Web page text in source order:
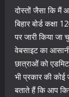
दोस्तों जैसा कि मैं
बिहार बोर्ड कक्षा
पर जारी किया
वेबसाइट का
छात्राओं को
भी प्रकार की
बताते हैं कि आप